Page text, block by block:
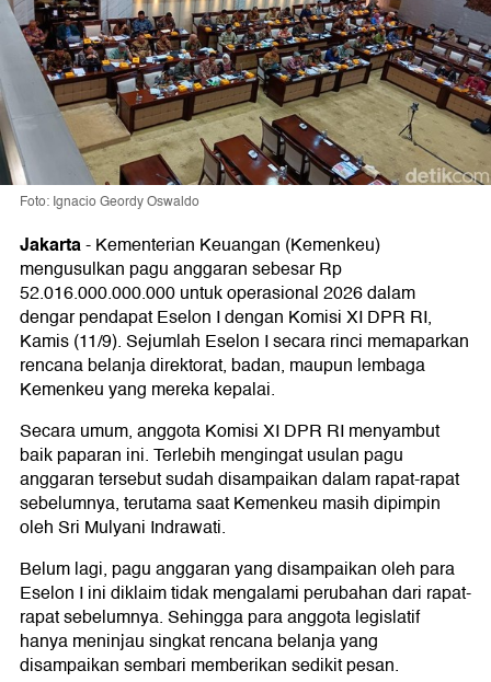
Foto: Ignacio Geordy Oswaldo
Jakarta-Kementerian Keuangan (Kemenkeu)
mengusulkan pagu anggaran sebesar Rp
52.016.000.000.000 untuk operasional 2026 dalam
dengar pendapat Eselon I dengan Komisi XI DPR RI,
Kamis (11/9). Sejumlah Eselon I secara rinci memaparkan
rencana belanja direktorat, badan, maupun lembaga
Kemenkeu yang mereka kepalai.
Secara umum, anggota Komisi XI DPR RI menyambut
baik paparan ini. Terlebih mengingat usulan pagu
anggaran tersebut sudah disampaikan dalam rapat-rapat
sebelumnya, terutama saat Kemenkeu masih dipimpin
oleh Sri Mulyani Indrawati.
Belum lagi, pagu anggaran yang disampaikan oleh para
Eselon I ini diklaim tidak mengalami perubahan dari rapat-
rapat sebelumnya. Sehingga para anggota legislatif
hanya meninjau singkat rencana belanja yang
disampaikan sembari memberikan sedikit pesan.